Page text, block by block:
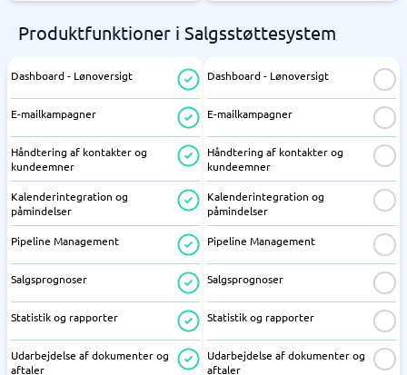
Produktfunktioner i Salgsstøttesystem
Dashboard - Lønoversigt
E-mailkampagner
Håndtering af kontakter og
kundeemner
Kalenderintegration og
påmindelser
Pipeline Management
Salgsprognoser
Statistik og rapporter
Udarbejdelse af dokumenter og
aftaler
Dashboard - Lønoversigt
E-mailkampagner
Håndtering af kontakter og
kundeemner
Kalenderintegration og
påmindelser
Pipeline Management
Salgsprognoser
Statistik og rapporter
Udarbejdelse af dokumenter og
aftaler